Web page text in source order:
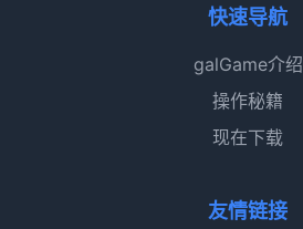
快速导航
galGame介绍
操作秘籍
现在下载
友情链接